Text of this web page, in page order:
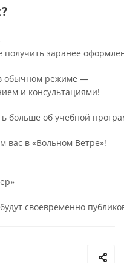
заранее
обычном режиме —
и консультациями!
больше об учебной
вас в «Вольном Ветре»!
своевременно